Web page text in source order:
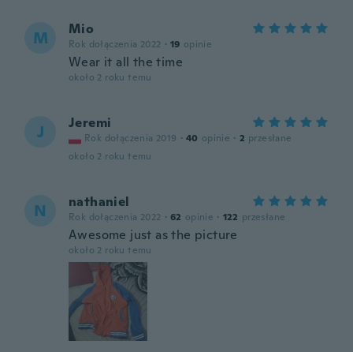
M Mio
Rok dołączenia 2022 · 19 opinie
Wear it all the time
około 2 roku temu
J Jeremi
Rok dołączenia 2019 · 40 opinie · 2 przesłane
około 2 roku temu
N nathaniel
Rok dołączenia 2022 · 62 opinie · 122 przesłane
Awesome just as the picture
około 2 roku temu